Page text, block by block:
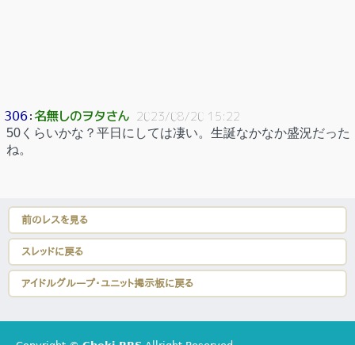
306：名無しのヲタさん 2023/08/20 15:22
50くらいかな？平日にしては凄い。生誕なかなか盛況だった
ね。
前のレスを見る
スレッドに戻る
アイドルグループ・ユニット掲示板に戻る